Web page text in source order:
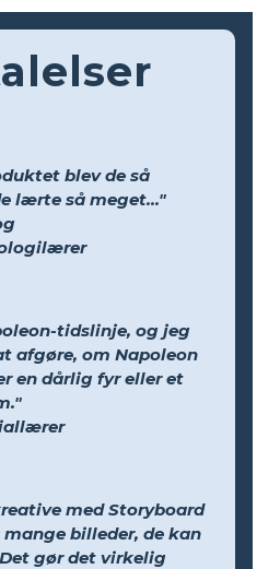
blev de så
lærte så meget..."
tidslinje, og jeg
afgøre, om Napoleon
en dårlig fyr eller et
med Storyboard
mange billeder, de kan
gør det virkelig